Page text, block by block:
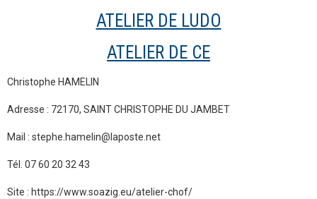
ATELIER DE LUDO
ATELIER DE CE
Christophe HAMELIN
Adresse : 72170, SAINT CHRISTOPHE DU JAMBET
Mail : stephe.hamelin@laposte.net
Tél. 07 60 20 32 43
Site : https://www.soazig.eu/atelier-chof/